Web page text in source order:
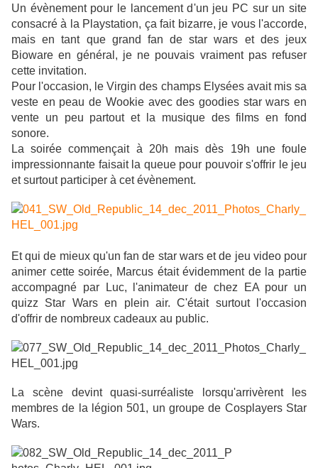
Un évènement pour le lancement d'un jeu PC sur un site
consacré à la Playstation, ça fait bizarre, je vous l'accorde,
mais en tant que grand fan de star wars et des jeux
Bioware en général, je ne pouvais vraiment pas refuser
cette invitation.
Pour l'occasion, le Virgin des champs Elysées avait mis sa
veste en peau de Wookie avec des goodies star wars en
vente un peu partout et la musique des films en fond
sonore.
La soirée commençait à 20h mais dès 19h une foule
impressionnante faisait la queue pour pouvoir s'offrir le jeu
et surtout participer à cet évènement.
Et qui de mieux qu'un fan de star wars et de jeu video pour
animer cette soirée, Marcus était évidemment de la partie
accompagné par Luc, l'animateur de chez EA pour un
quizz Star Wars en plein air. C'était surtout l'occasion
d'offrir de nombreux cadeaux au public.
La scène devint quasi-surréaliste lorsqu'arrivèrent les
membres de la légion 501, un groupe de Cosplayers Star
Wars.